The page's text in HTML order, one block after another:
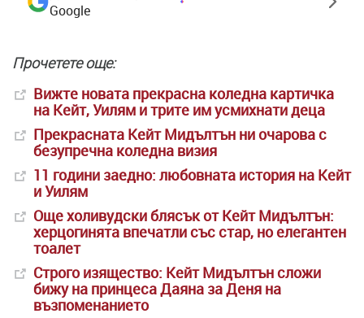
Google
Прочетете още:
Вижте новата прекрасна коледна картичка
на Кейт, Уилям и трите им усмихнати деца
Прекрасната Кейт Мидълтън ни очарова с
безупречна коледна визия
11 години заедно: любовната история на Кейт
и Уилям
Още холивудски блясък от Кейт Мидълтън:
херцогинята впечатли със стар, но елегантен
тоалет
Строго изящество: Кейт Мидълтън сложи
бижу на принцеса Даяна за Деня на
възпоменанието